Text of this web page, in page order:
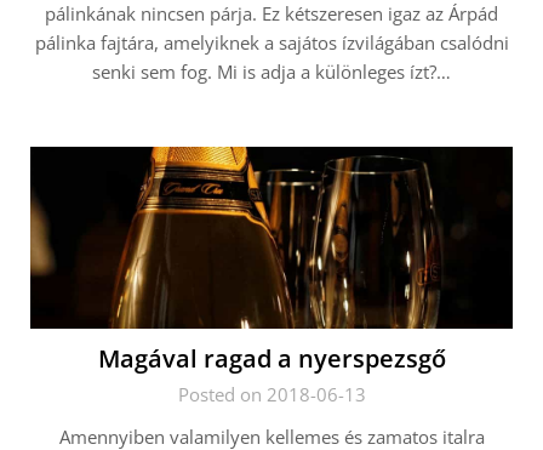
pálinkának nincsen párja. Ez kétszeresen igaz az Árpád
pálinka fajtára, amelyiknek a sajátos ízvilágában csalódni
senki sem fog. Mi is adja a különleges ízt?…
Magával ragad a nyerspezsgő
Posted on 2018-06-13
Amennyiben valamilyen kellemes és zamatos italra